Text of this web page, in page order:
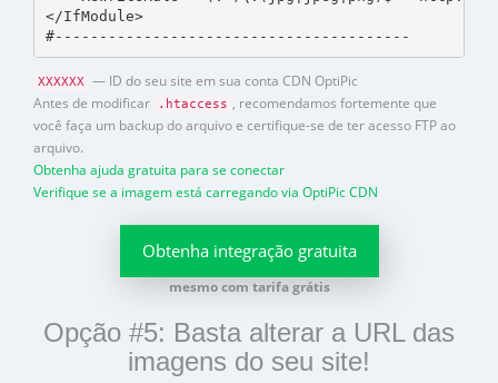
</IfModule>
#----------------------------------------
XXXXXX — ID do seu site em sua conta CDN OptiPic
Antes de modificar
.htaccess
, recomendamos fortemente que
você faça um backup do arquivo e certifique-se de ter acesso FTP ao
arquivo.
Obtenha ajuda gratuita para se conectar
Verifique se a imagem está carregando via OptiPic CDN
Obtenha integração gratuita
mesmo com tarifa grátis
Opção #5: Basta alterar a URL das
imagens do seu site!